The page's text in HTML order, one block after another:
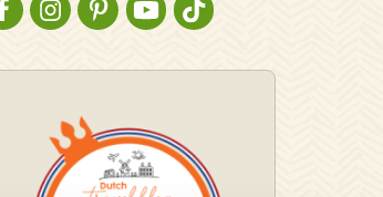
NATURESCANNER OP FACEBOOK
NATURESCANNER OP INSTAGRAM
NATURESCANNER OP PINTEREST
NATURESCANNER OP YOUTUBE
NATURESCANNER OP